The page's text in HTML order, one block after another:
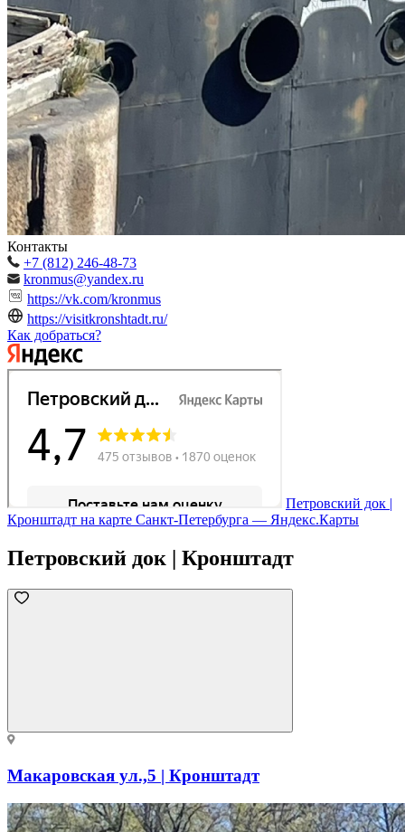
Контакты
+7 (812) 246-48-73
kronmus@yandex.ru
https://vk.com/kronmus
https://visitkronshtadt.ru/
Как добраться?
Петровский док |
Кронштадт на карте Санкт‑Петербурга — Яндекс.Карты
Петровский док | Кронштадт
Макаровская ул.,5 | Кронштадт